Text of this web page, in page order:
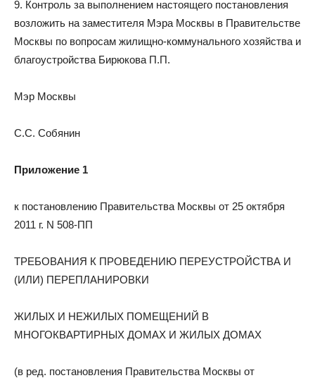
9. Контроль за выполнением настоящего постановления
возложить на заместителя Мэра Москвы в Правительстве
Москвы по вопросам жилищно-коммунального хозяйства и
благоустройства Бирюкова П.П.
Мэр Москвы
С.С. Собянин
Приложение 1
к постановлению Правительства Москвы от 25 октября
2011 г. N 508-ПП
ТРЕБОВАНИЯ К ПРОВЕДЕНИЮ ПЕРЕУСТРОЙСТВА И
(ИЛИ) ПЕРЕПЛАНИРОВКИ
ЖИЛЫХ И НЕЖИЛЫХ ПОМЕЩЕНИЙ В
МНОГОКВАРТИРНЫХ ДОМАХ И ЖИЛЫХ ДОМАХ
(в ред. постановления Правительства Москвы от